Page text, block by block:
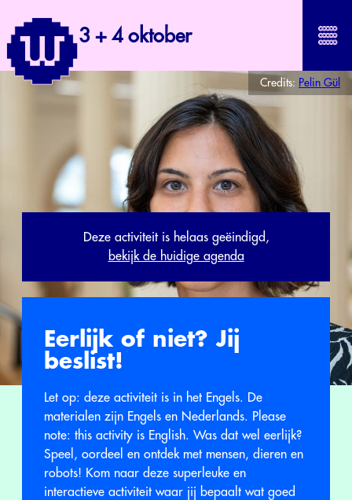
3 + 4 oktober
Credits: Pelin Gül
Deze activiteit is helaas geëindigd,
bekijk de huidige agenda
Eerlijk of niet? Jij
beslist!
Let op: deze activiteit is in het Engels. De
materialen zijn Engels en Nederlands. Please
note: this activity is English. Was dat wel eerlijk?
Speel, oordeel en ontdek met mensen, dieren en
robots! Kom naar deze superleuke en
interactieve activiteit waar jij bepaalt wat goed